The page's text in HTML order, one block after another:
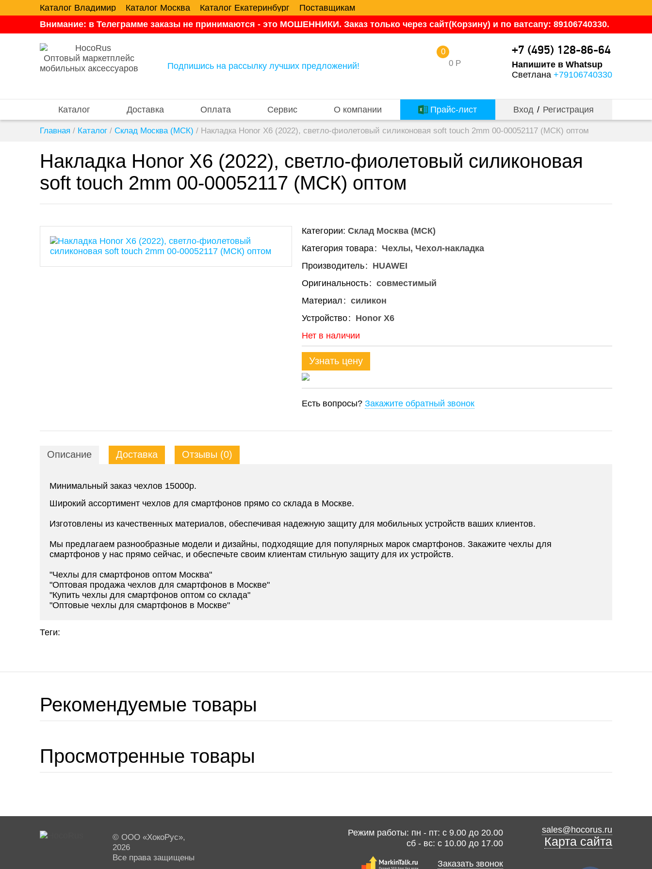
Каталог Владимир Каталог Москва Каталог Екатеринбург
Поставщикам
Внимание: в Телеграмме заказы не принимаются - это МОШЕННИКИ. Заказ только через сайт(Корзину) и по ватсапу: 89106740330.
Оптовый маркетплейс
мобильных аксессуаров
Подпишись на рассылку лучших предложений! 0 Р
0 +7 (495) 128-86-64
Напишите в Whatsup
Светлана +79106740330
Каталог Доставка Оплата Сервис О компании Прайс-лист Вход / Регистрация
Главная / Каталог / Склад Москва (МСК) / Накладка Honor X6 (2022), светло-фиолетовый силиконовая soft touch 2mm 00-00052117 (МСК) оптом
Накладка Honor X6 (2022), светло-фиолетовый силиконовая
soft touch 2mm 00-00052117 (МСК) оптом
Категории: Склад Москва (МСК)
Категория товара
Чехлы, Чехол-накладка
Производитель
HUAWEI
Оригинальность совместимый
Материал силикон
Устройство
Honor X6
Нет в наличии
Узнать цену
Есть вопросы? Закажите обратный звонок
Описание Доставка Отзывы (0)
Минимальный заказ чехлов 15000р.
Широкий ассортимент чехлов для смартфонов прямо со склада в Москве.
Изготовлены из качественных материалов, обеспечивая надежную защиту для мобильных устройств ваших клиентов.
Мы предлагаем разнообразные модели и дизайны, подходящие для популярных марок смартфонов. Закажите чехлы для
смартфонов у нас прямо сейчас, и обеспечьте своим клиентам стильную защиту для их устройств.
"Чехлы для смартфонов оптом Москва"
"Оптовая продажа чехлов для смартфонов в Москве"
"Купить чехлы для смартфонов оптом со склада"
"Оптовые чехлы для смартфонов в Москве"
Теги:
Рекомендуемые товары
Просмотренные товары
© ООО «ХокоРус»,
2026
Все права защищены
Режим работы: пн - пт: с 9.00 до 20.00
сб - вс: с 10.00 до 17.00
Заказать звонок
sales@hocorus.ru
Карта сайта